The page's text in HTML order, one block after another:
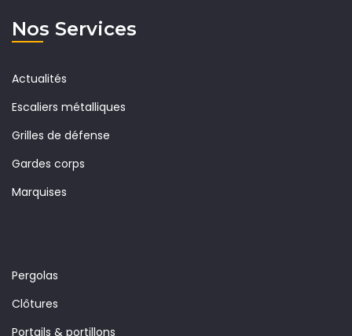
Nos Services
Actualités
Escaliers métalliques
Grilles de défense
Gardes corps
Marquises
Pergolas
Clôtures
Portails & portillons